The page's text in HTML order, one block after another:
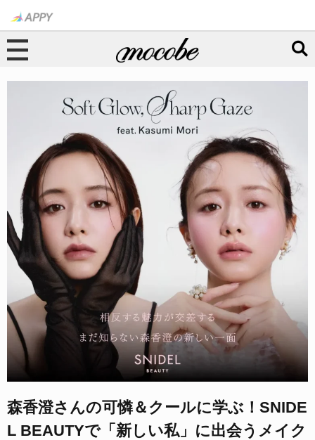
森香澄さんの可憐＆クールに学ぶ！SNIDE
L BEAUTYで「新しい私」に出会うメイク